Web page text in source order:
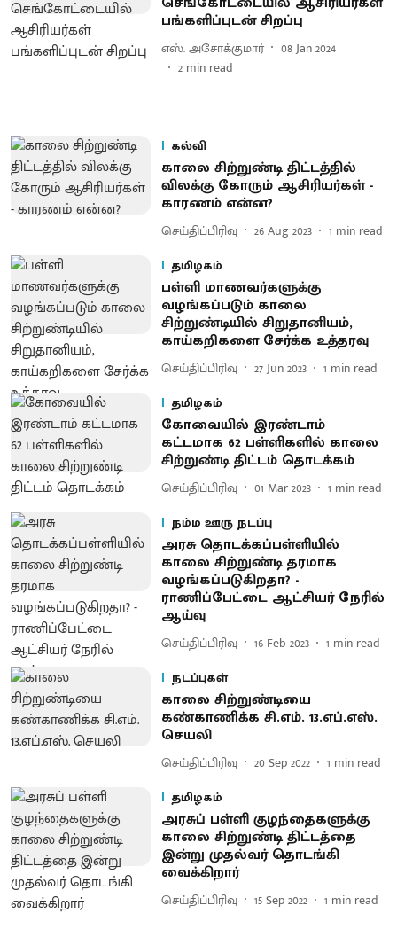
பங்களிப்புடன் சிறப்பு
எஸ். அசோக்குமார்
08 Jan 2024
2 min read
கல்வி
காலை சிற்றுண்டி திட்டத்தில்
விலக்கு கோரும் ஆசிரியர்கள் -
காரணம் என்ன?
செய்திப்பிரிவு 26 Aug 2023 1 min read
தமிழகம்
பள்ளி மாணவர்களுக்கு
வழங்கப்படும் காலை
சிற்றுண்டியில் சிறுதானியம்,
காய்கறிகளை சேர்க்க உத்தரவு
செய்திப்பிரிவு 27 Jun 2023 1 min read
தமிழகம்
கோவையில் இரண்டாம்
கட்டமாக 62 பள்ளிகளில் காலை
சிற்றுண்டி திட்டம் தொடக்கம்
செய்திப்பிரிவு 01 Mar 2023 1 min read
நம்ம ஊரு நடப்பு
அரசு தொடக்கப்பள்ளியில்
காலை சிற்றுண்டி தரமாக
வழங்கப்படுகிறதா? -
ராணிப்பேட்டை ஆட்சியர் நேரில்
ஆய்வு
செய்திப்பிரிவு 16 Feb 2023 1 min read
நடப்புகள்
காலை சிற்றுண்டியை
கண்காணிக்க சி.எம். 13.எப்.எஸ்.
செயலி
செய்திப்பிரிவு 20 Sep 2022 1 min read
தமிழகம்
அரசுப் பள்ளி குழந்தைகளுக்கு
காலை சிற்றுண்டி திட்டத்தை
இன்று முதல்வர் தொடங்கி
வைக்கிறார்
செய்திப்பிரிவு 15 Sep 2022 1 min read